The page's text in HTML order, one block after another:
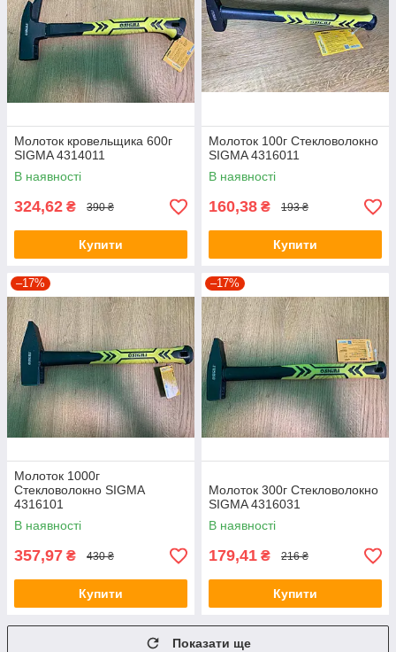
Молоток кровельщика 600г
SIGMA 4314011
В наявності
324,62 ₴ 390 ₴
Купити
Молоток 100г Стекловолокно
SIGMA 4316011
В наявності
160,38 ₴ 193 ₴
Купити
–17%
Молоток 1000г
Стекловолокно SIGMA
4316101
В наявності
357,97 ₴ 430 ₴
Купити
–17%
Молоток 300г Стекловолокно
SIGMA 4316031
В наявності
179,41 ₴ 216 ₴
Купити
Показати ще